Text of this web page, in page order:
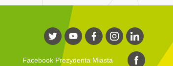
Facebook Prezydenta Miasta